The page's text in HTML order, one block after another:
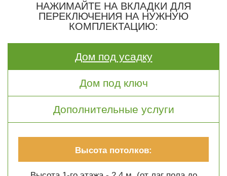
НАЖИМАЙТЕ НА ВКЛАДКИ ДЛЯ
ПЕРЕКЛЮЧЕНИЯ НА НУЖНУЮ
КОМПЛЕКТАЦИЮ:
Дом под усадку
Дом под ключ
Дополнительные услуги
Высота потолков: